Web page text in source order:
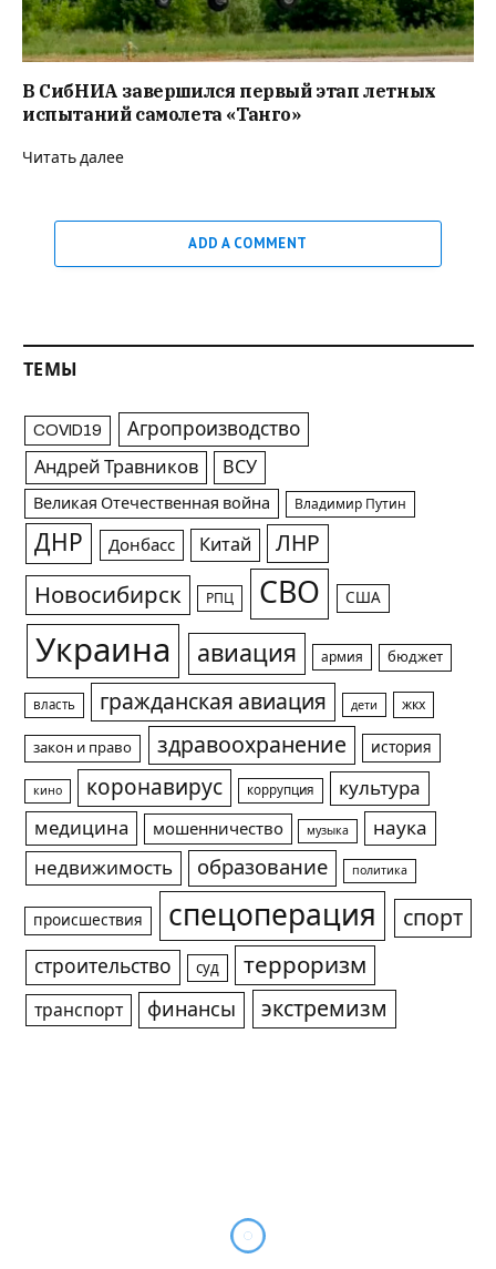
В СибНИА завершился первый этап летных
испытаний самолета «Танго»
Читать далее
ADD A COMMENT
ТЕМЫ
COVID19 Агропроизводство
Андрей Травников ВСУ
Великая Отечественная война Владимир Путин
ДНР Донбасс Китай ЛНР
Новосибирск РПЦ СВО США
Украина авиация армия бюджет
власть гражданская авиация дети жкх
закон и право здравоохранение история
кино коронавирус коррупция
культура
медицина
мошенничество музыка
наука
недвижимость
образование политика
происшествия спецоперация спорт
строительство суд терроризм
транспорт финансы экстремизм